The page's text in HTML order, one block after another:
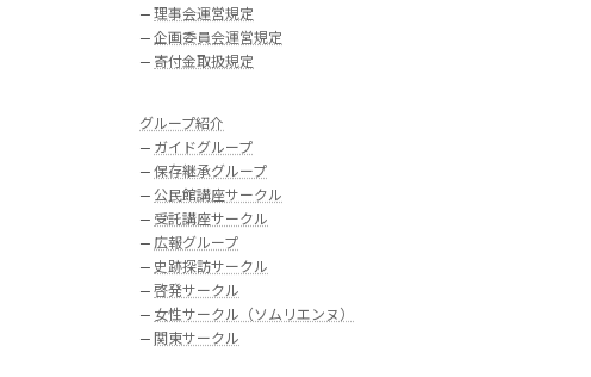
— 理事会運営規定
— 企画委員会運営規定
— 寄付金取扱規定
グループ紹介
— ガイドグループ
— 保存継承グループ
— 公民館講座サークル
— 受託講座サークル
— 広報グループ
— 史跡探訪サークル
— 啓発サークル
— 女性サークル（ソムリエンヌ）
— 関東サークル